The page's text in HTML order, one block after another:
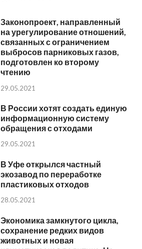
Законопроект, направленный
на урегулирование отношений,
связанных с ограничением
выбросов парниковых газов,
подготовлен ко второму
чтению
29.05.2021
В России хотят создать единую
информационную систему
обращения с отходами
29.05.2021
В Уфе открылся частный
экозавод по переработке
пластиковых отходов
28.05.2021
Экономика замкнутого цикла,
сохранение редких видов
животных и новая